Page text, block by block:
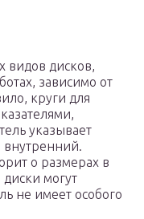
видов дисков,
зависимо от
круги для
указывает
внутренний.
о размерах в
могут
не имеет особого